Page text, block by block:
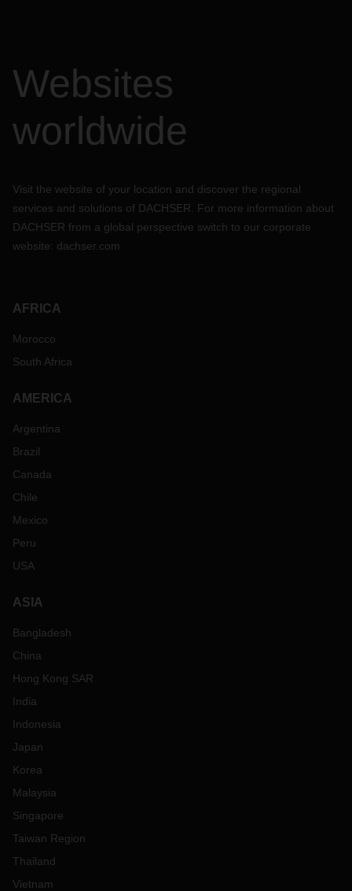
Websites
worldwide
Visit the website of your location and discover the regional
services and solutions of DACHSER. For more information about
DACHSER from a global perspective switch to our corporate
website: dachser.com
AFRICA
Morocco
South Africa
AMERICA
Argentina
Brazil
Canada
Chile
Mexico
Peru
USA
ASIA
Bangladesh
China
Hong Kong SAR
India
Indonesia
Japan
Korea
Malaysia
Singapore
Taiwan Region
Thailand
Vietnam